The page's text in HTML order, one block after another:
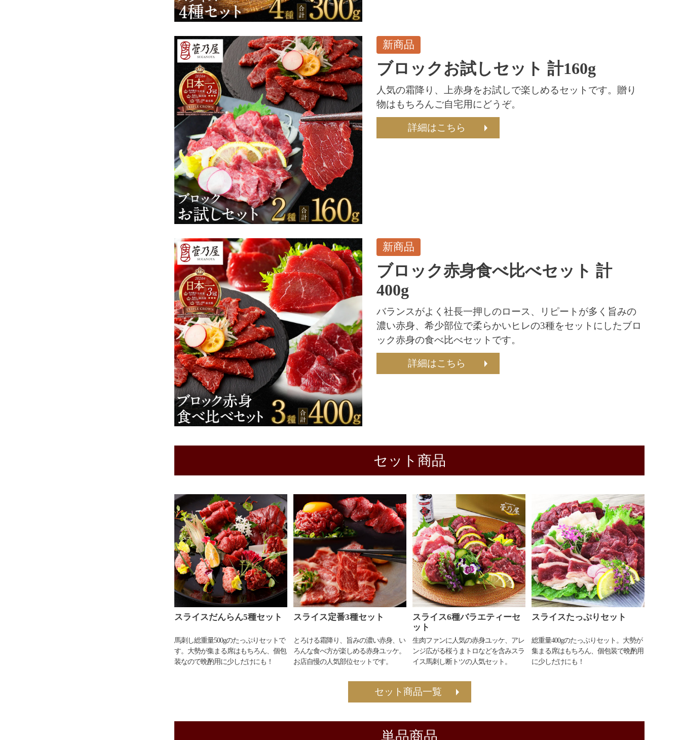
新商品
ブロックお試しセット 計160g
人気の霜降り、上赤身をお試しで楽しめるセットです。贈り
物はもちろんご自宅用にどうぞ。
詳細はこちら
新商品
ブロック赤身食べ比べセット 計
400g
バランスがよく社長一押しのロース、リピートが多く旨みの
濃い赤身、希少部位で柔らかいヒレの3種をセットにしたブロ
ック赤身の食べ比べセットです。
詳細はこちら
セット商品
スライスだんらん5種セット
馬刺し総重量500gのたっぷりセットで
す。大勢が集まる席はもちろん、個包
装なので晩酌用に少しだけにも！
スライス定番3種セット
とろける霜降り、旨みの濃い赤身、い
ろんな食べ方が楽しめる赤身ユッケ。
お店自慢の人気部位セットです。
スライス6種バラエティーセ
ット
生肉ファンに人気の赤身ユッケ、アレ
ンジ広がる桜うまトロなどを含みスラ
イス馬刺し断トツの人気セット。
スライスたっぷりセット
総重量400gのたっぷりセット。大勢が
集まる席はもちろん、個包装で晩酌用
に少しだけにも！
セット商品一覧
単品商品